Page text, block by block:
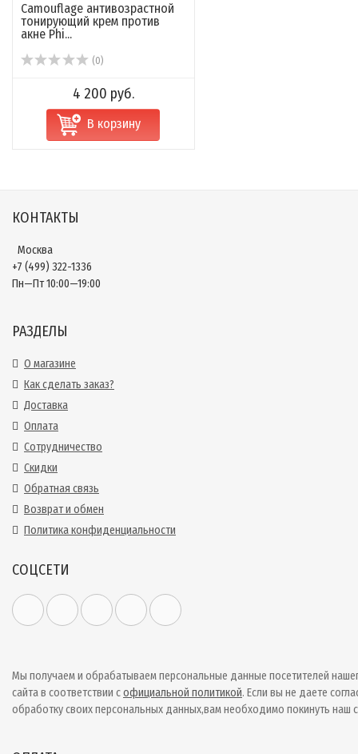
Camouflage антивозрастной
тонирующий крем против
акне Phi...
(0)
4 200 руб.
В корзину
КОНТАКТЫ
Москва
+7 (499) 322-1336
Пн—Пт 10:00—19:00
РАЗДЕЛЫ
О магазине
Как сделать заказ?
Доставка
Оплата
Сотрудничество
Скидки
Обратная связь
Возврат и обмен
Политика конфиденциальности
СОЦСЕТИ
Мы получаем и обрабатываем персональные данные посетителей
сайта в соответствии софициальной политикой. Если вы не даете
обработку своих персональных данных,вам необходимо покинуть наш